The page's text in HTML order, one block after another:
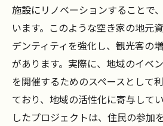
施設にリノベーションすることで
います。このような空き家の地元
デンティティを強化し、観光客の
があります。実際に、地域のイベ
を開催するためのスペースとして
ており、地域の活性化に寄与して
したプロジェクトは、住民の参加